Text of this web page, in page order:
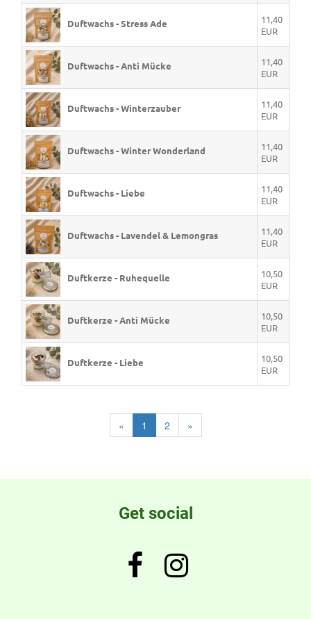
Duftwachs - Stress Ade
11,40
EUR
Duftwachs - Anti Mücke
11,40
EUR
Duftwachs - Winterzauber
11,40
EUR
Duftwachs - Winter Wonderland
11,40
EUR
Duftwachs - Liebe
11,40
EUR
Duftwachs - Lavendel & Lemongras
11,40
EUR
Duftkerze - Ruhequelle
10,50
EUR
Duftkerze - Anti Mücke
10,50
EUR
Duftkerze - Liebe
10,50
EUR
« 1 2 »
Get social
 